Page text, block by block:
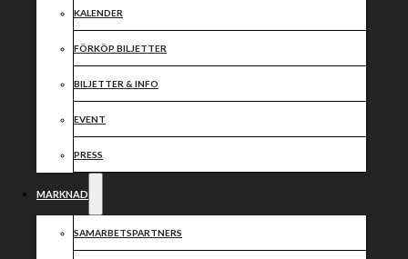
KALENDER
FÖRKÖP BILJETTER
BILJETTER & INFO
EVENT
PRESS
MARKNAD
SAMARBETSPARTNERS
Derbydags
och rivalmöte
med
Indianerna i
dagarna två!